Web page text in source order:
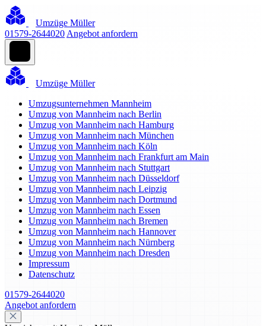
Umzüge Müller
01579-2644020 Angebot anfordern
Umzüge Müller
Umzugsunternehmen Mannheim
Umzug von Mannheim nach Berlin
Umzug von Mannheim nach Hamburg
Umzug von Mannheim nach München
Umzug von Mannheim nach Köln
Umzug von Mannheim nach Frankfurt am Main
Umzug von Mannheim nach Stuttgart
Umzug von Mannheim nach Düsseldorf
Umzug von Mannheim nach Leipzig
Umzug von Mannheim nach Dortmund
Umzug von Mannheim nach Essen
Umzug von Mannheim nach Bremen
Umzug von Mannheim nach Hannover
Umzug von Mannheim nach Nürnberg
Umzug von Mannheim nach Dresden
Impressum
Datenschutz
01579-2644020
Angebot anfordern